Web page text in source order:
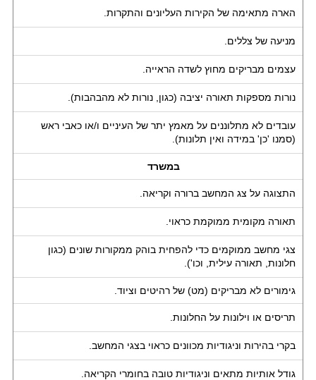
הארה מתאימה של הקירות העליונים והתקרות.
מניעה של צללים.
עצמים מבריקים מחוץ לשדה הראייה.
נורות מספקות תאורה יציבה (כגון, נורות לא מהבהבות).
עובדים לא מתלוננים על מאמץ יתר של העיניים ו/או כאבי ראש
(סמנו 'כן' במידה ואין תלונות).
במשרד
התצוגה על צג המחשב ברורה וקריאה.
תאורה מקומית ממוקמת כראוי.
צגי מחשב ממוקמים כדי להפחית בוהק ממקורות שונים (כגון
חלונות, תאורה עילית, וכו').
גימורים לא מבריקים (מט) של רהיטים וציוד.
תריסים או וילונות על החלונות.
בקרי בהירות וניגודיות מכוונים כראוי בצגי המחשב.
גודל אותיות מתאים וניגודיות טובה בחומרי הקריאה.